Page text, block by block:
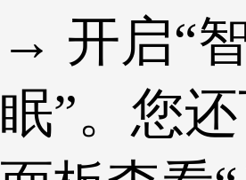
→ 开启“
眠”。您